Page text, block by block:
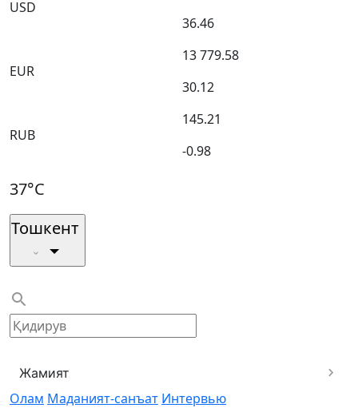
USD
36.46
EUR
13 779.58
30.12
RUB
145.21
-0.98
37°C
Тошкент
Жамият
Олам Маданият-санъат Интервью